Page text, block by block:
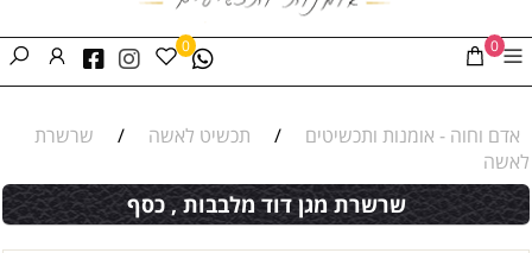
0
0
אדם וחוה - אומנות ותכשיטים / תכשיט לאשה /
שרשרת
לאשה
שרשרת מגן דוד מלבבות , כסף